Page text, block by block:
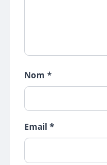
Nom *
Email *